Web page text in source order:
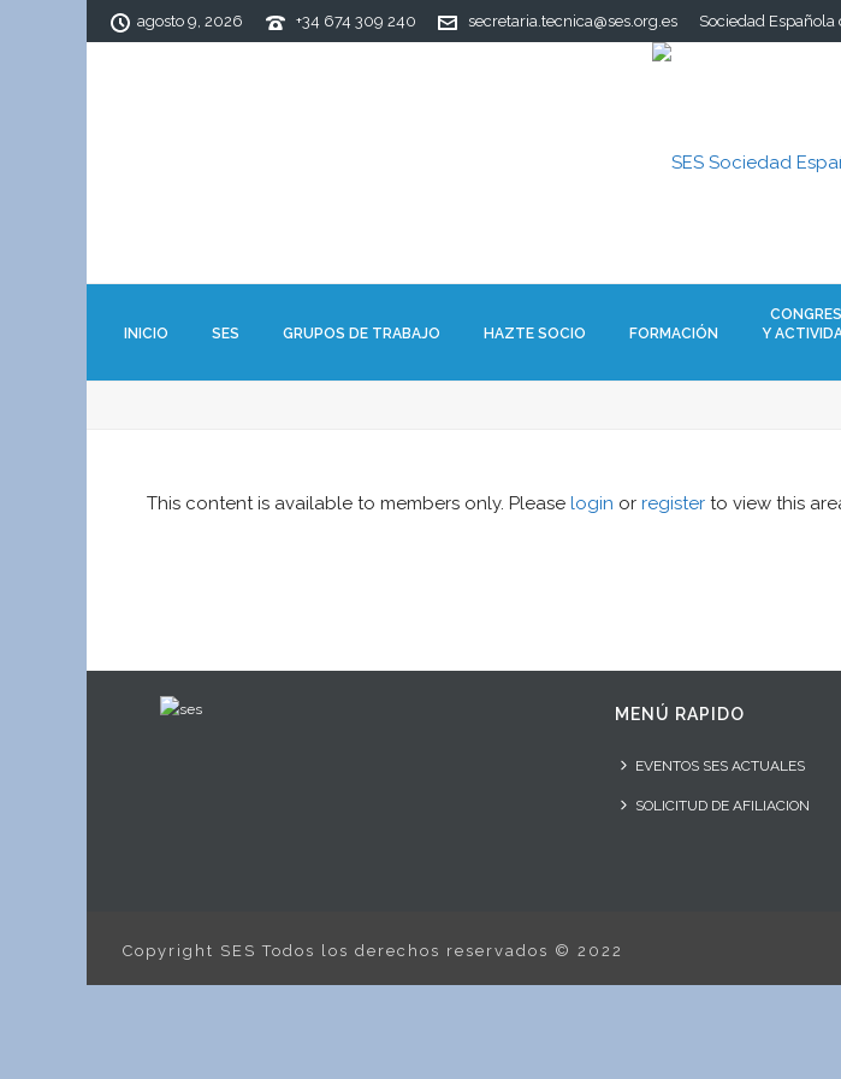
agosto 9, 2026 +34 674 309 240 secretaria.tecnica@ses.org.es Sociedad Española
INICIO SES GRUPOS DE TRABAJO HAZTE SOCIO FORMACIÓN
Y
This content is available to members only. Please login or register to view this
MENÚ RAPIDO
EVENTOS SES ACTUALES
SOLICITUD DE AFILIACION
Copyright SES Todos los derechos reservados © 2022